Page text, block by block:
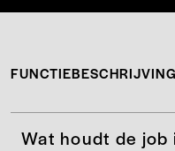
FUNCTIEBESCHRIJVING
Wat houdt de job